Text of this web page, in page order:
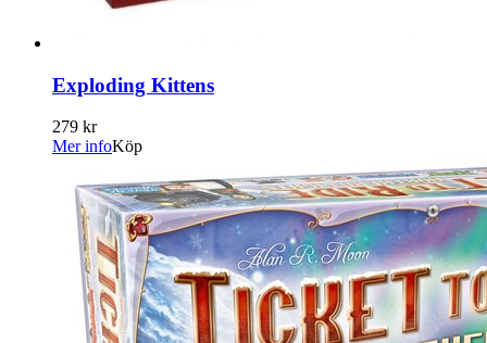
Exploding Kittens
279 kr
Mer infoKöp